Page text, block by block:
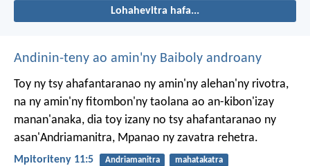
Lohahevitra hafa...
Andinin-teny ao amin'ny Baiboly androany
Toy ny tsy ahafantaranao ny amin'ny alehan'ny rivotra,
na ny amin'ny fitombon'ny taolana ao an-kibon'izay
manan'anaka, dia toy izany no tsy ahafantaranao ny
asan'Andriamanitra, Mpanao ny zavatra rehetra.
Mpitoriteny 11:5 Andriamanitra mahatakatra